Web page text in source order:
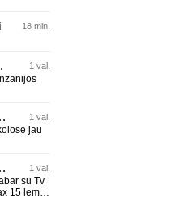
18 min.
saugu 1 val.
komandos vertę 1 val.
jau
komandos vertę 1 val.
su Tv
15 lemų